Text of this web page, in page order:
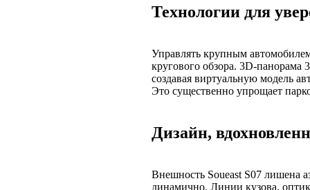
Технологии для
Управлять крупным
кругового обзора. 3D-панорама
создавая виртуальную модель
Это существенно упрощает
Дизайн,
Внешность Soueast S07 лишена
динамично. Линии кузова,